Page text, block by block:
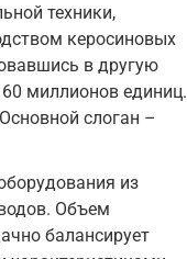
техники,
керосиновых
в другую
миллионов единиц.
слоган –
из
Объем
балансирует